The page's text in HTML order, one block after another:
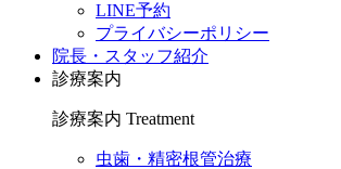
LINE予約
プライバシーポリシー
院長・スタッフ紹介
診療案内
診療案内 Treatment
虫歯・精密根管治療